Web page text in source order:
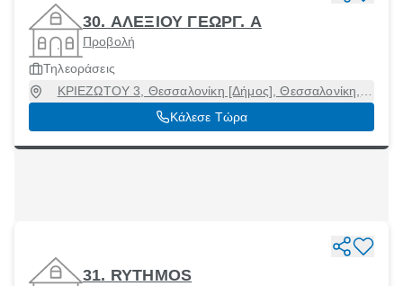
30. ΑΛΕΞΙΟΥ ΓΕΩΡΓ. Α
Προβολή
Τηλεοράσεις
ΚΡΙΕΖΩΤΟΥ 3, Θεσσαλονίκη [Δήμος], Θεσσαλονίκη,
54645
Κάλεσε Τώρα
31. RYTHMOS